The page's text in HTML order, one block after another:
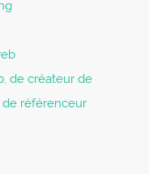
de créateur de
référenceur